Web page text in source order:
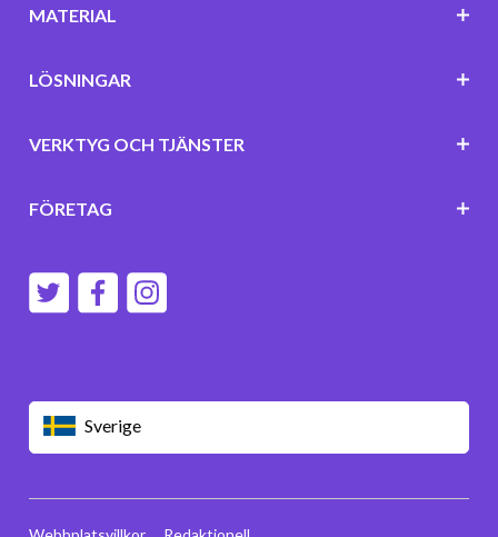
Sverige
MATERIAL
LÖSNINGAR
VERKTYG OCH TJÄNSTER
FÖRETAG